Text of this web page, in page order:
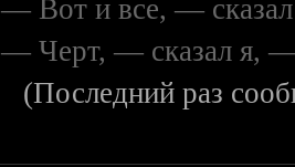
— Вот и все, —
— Черт, — сказал я, —
(Последний раз